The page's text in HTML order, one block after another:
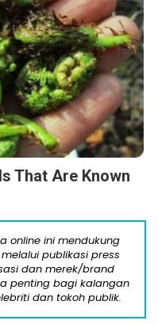
That Are Known
online ini mendukung
publikasi press
dan merek/brand
penting bagi kalangan
dan tokoh publik.